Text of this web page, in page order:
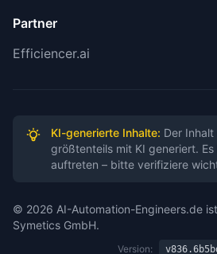
Partner
Efficiencer.ai
KI-generierte Inhalte: Der
größtenteils mit KI generiert. Es
auftreten – bitte verifiziere
© 2026 AI-Automation-Engineers.de
Symetics GmbH.
Version: